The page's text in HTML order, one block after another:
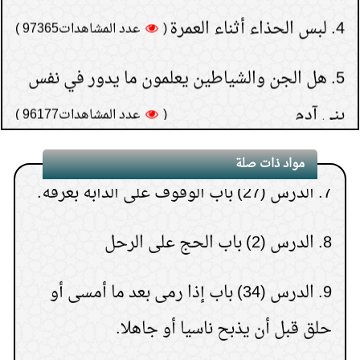
هل الجن والشياطين يعلمون ما يدور في نفس
بني آدم
( عدد المشاهدات96177 )
6. كيف تعرف نتيجة الاستخارة؟
( عدد المشاهدات93180 ) 7.
هل يجوز إعطاء زكاة
( عدد المشاهدات91596 )
الإباحية ثم الاستغفار بعد ذلك
( عدد المشاهدات75982 )
مواد ذات صلة
بالحج وفسخ الحج
6.
الدرس رقم (5) باب غسل الخلوق ثلاث
مرات من الثياب.
7. الدرس (27) باب الوقوف على الدابة بعرفة.
حلق قبل أن يذبح ناسيا أو جاهلا.
ربيع الأول شهر المولد والهجرة والوفاة